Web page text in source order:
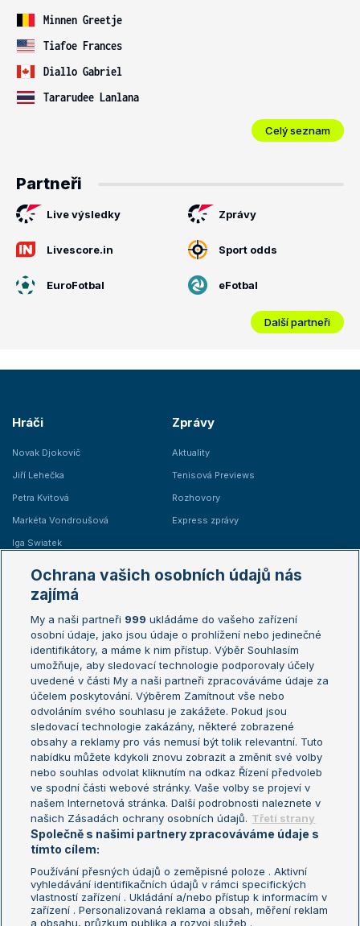
Minnen Greetje
Tiafoe Frances
Diallo Gabriel
Tararudee Lanlana
Celý seznam
Partneři
Live výsledky Zprávy
Livescore.in Sport odds
EuroFotbal eFotbal
Další partneři
Hráči
Novak Djokovič
Jiří Lehečka
Petra Kvitová
Markéta Vondroušová
Iga Swiatek
Zprávy
Aktuality
Tenisová Previews
Rozhovory
Express zprávy
Žebříčky
Žebříček ATP (muži)
Žebříček WTA (ženy)
Sázkařský žebříček
Australian Open
French Open
Wimbledon
US Open
Turnaj mistrů
Turnaj mistryň
Aktualní trendy
Fotbalové přestupy
Livesport Daily
LS Prague Open
Podmínky užití
Nastavení soukromí
GDPR a žurnalistika
Reklama
Ochrana vašich osobních údajů nás
zajímá
My a naši partneři 999 ukládáme do vašeho zařízení
osobní údaje, jako jsou údaje o prohlížení nebo jedinečné
identifikátory, a máme k nim přístup. Výběr Souhlasím
umožňuje, aby sledovací technologie podporovaly účely
uvedené v části My a naši partneři zpracováváme údaje za
účelem poskytování. Výběrem Zamítnout vše nebo
odvoláním svého souhlasu je zakážete. Pokud jsou
sledovací technologie zakázány, některé zobrazené
obsahy a reklamy pro vás nemusí být tolik relevantní. Tuto
nabídku můžete kdykoli znovu zobrazit a změnit své volby
nebo souhlas odvolat kliknutím na odkaz Řízení předvoleb
ve spodní části webové stránky. Vaše volby se projeví v
našem Internetová stránka. Další podrobnosti naleznete v
našich Zásadách ochrany osobních údajů. Třetí strany
Společně s našimi partnery zpracováváme údaje s
tímto cílem:
Používání přesných údajů o zeměpisné poloze . Aktivní
vyhledávání identifikačních údajů v rámci specifických
vlastností zařízení . Ukládání a/nebo přístup k informacím v
zařízení . Personalizovaná reklama a obsah, měření reklam
a obsahu, průzkum publika a rozvoj služeb .